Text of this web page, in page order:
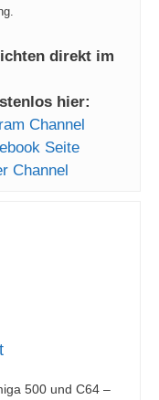
direkt im
hier:
Channel
Seite
Channel
500 und C64 –